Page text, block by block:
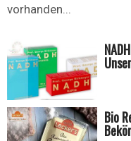
vorhanden...
Bio